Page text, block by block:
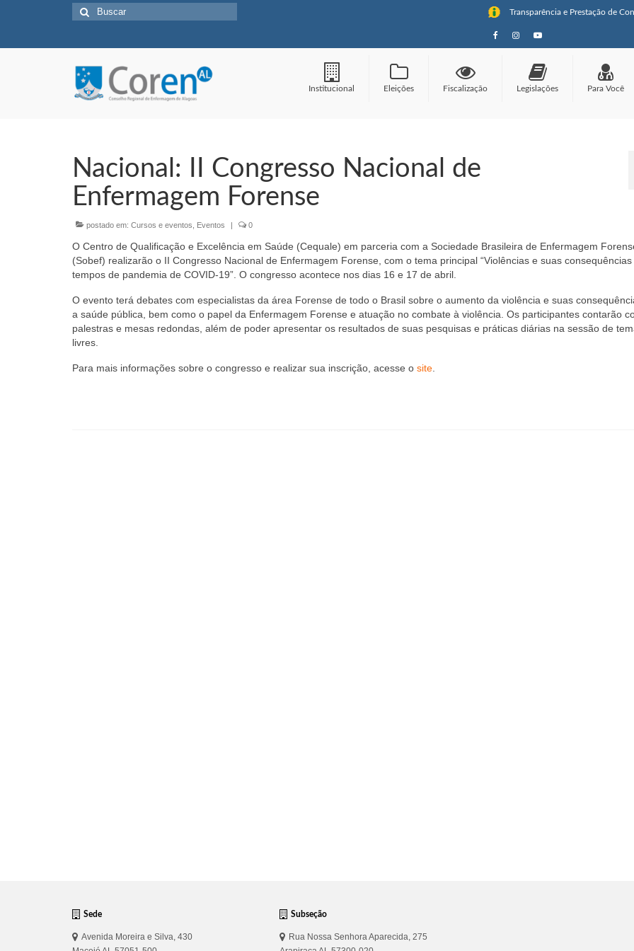
Transparência e Prestação de
Buscar
por:
Institucional Eleições Fiscalização Legislações Para Você
Nacional: II Congresso Nacional de
Enfermagem Forense
postado em: Cursos e eventos Eventos | 0
O Centro de Qualificação e Excelência em Saúde (Cequale) em parceria com a Sociedade Brasileira de Enfermagem
(Sobef) realizarão o II Congresso Nacional de Enfermagem Forense, com o tema principal “Violências e suas
tempos de pandemia de COVID-19”. O congresso acontece nos dias 16 e 17 de abril.
O evento terá debates com especialistas da área Forense de todo o Brasil sobre o aumento da violência e suas
a saúde pública, bem como o papel da Enfermagem Forense e atuação no combate à violência. Os participantes contarão
palestras e mesas redondas, além de poder apresentar os resultados de suas pesquisas e práticas diárias na sessão de
livres.
Para mais informações sobre o congresso e realizar sua inscrição, acesse o site
Sede
Avenida Moreira e Silva, 430
Subseção
Rua Nossa Senhora Aparecida, 275